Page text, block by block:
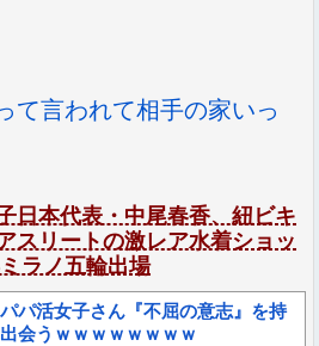
て言われて相手の家いっ
日本代表・中尾春香、紐ビキ
リートの激レア水着ショッ
ラノ五輪出場
パパ活女子さん『不屈の意志』を持
会うｗｗｗｗｗｗｗｗ